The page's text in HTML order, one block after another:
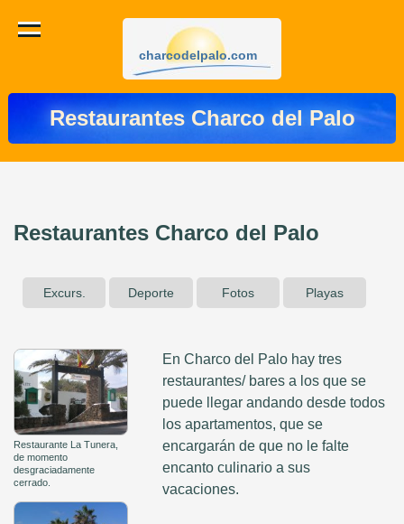
charcodelpalo.com
Restaurantes Charco del Palo
Restaurantes Charco del Palo
Excurs. Deporte Fotos Playas
Restaurante La Tunera,
de momento
desgraciadamente
cerrado.
En Charco del Palo hay tres
restaurantes/ bares a los que se
puede llegar andando desde todos
los apartamentos, que se
encargarán de que no le falte
encanto culinario a sus
vacaciones.